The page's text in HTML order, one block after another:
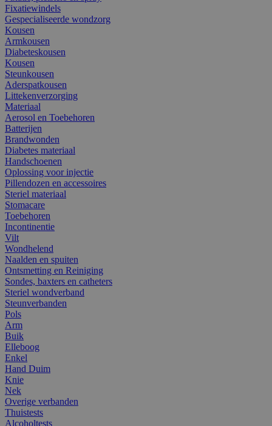
Fixatiewindels
Gespecialiseerde wondzorg
Kousen
Armkousen
Diabeteskousen
Kousen
Steunkousen
Aderspatkousen
Littekenverzorging
Materiaal
Aerosol en Toebehoren
Batterijen
Brandwonden
Diabetes materiaal
Handschoenen
Oplossing voor injectie
Pillendozen en accessoires
Steriel materiaal
Stomacare
Toebehoren
Incontinentie
Vilt
Wondhelend
Naalden en spuiten
Ontsmetting en Reiniging
Sondes, baxters en catheters
Steriel wondverband
Steunverbanden
Pols
Arm
Buik
Elleboog
Enkel
Hand Duim
Knie
Nek
Overige verbanden
Thuistests
Alcoholtests